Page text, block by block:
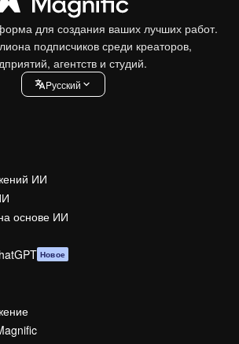
для создания ваших лучших работ.
подписчиков среди креаторов,
агентств и студий.
Pусский
ИИ
основе ИИ
Новое